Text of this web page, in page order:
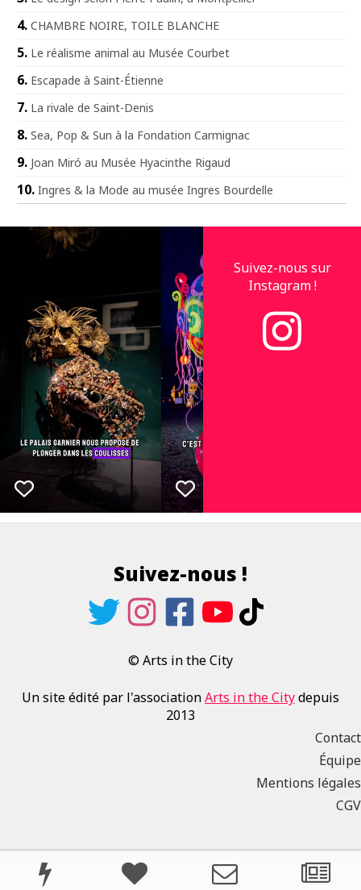
CHAMBRE NOIRE, TOILE BLANCHE
Le réalisme animal au Musée Courbet
Escapade à Saint-Étienne
La rivale de Saint-Denis
Sea, Pop & Sun à la Fondation Carmignac
Joan Miró au Musée Hyacinthe Rigaud
Ingres & la Mode au musée Ingres Bourdelle
Suivez-nous sur
Instagram !
Suivez-nous !
© Arts in the City
Un site édité par l'associationArts in the Citydepuis
2013
Contact
Équipe
Mentions légales
CGV